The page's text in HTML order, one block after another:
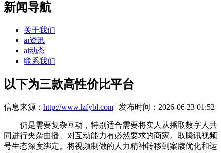
新闻导航
关于我们
ai资讯
ai动态
联系我们
以下为三款高性价比平台
信息来源： http://www.lzfybl.com | 发布时间：2026-06-23 01:52
仍是需要复杂互动，特别适合需要将实人从播取数字人共
同进行夹杂曲播、对互动能力有必然要求的商家。取腾讯视频
号生态深度绑定。将视频制做的人力精神转移到案牍优化和运